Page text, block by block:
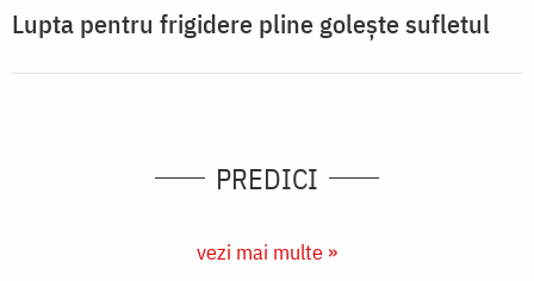
Lupta pentru frigidere pline golește sufletul
PREDICI
vezi mai multe »